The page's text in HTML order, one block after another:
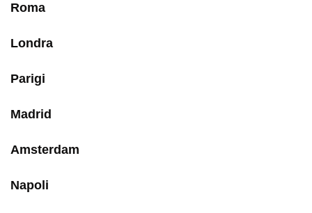
Roma
Londra
Parigi
Madrid
Amsterdam
Napoli